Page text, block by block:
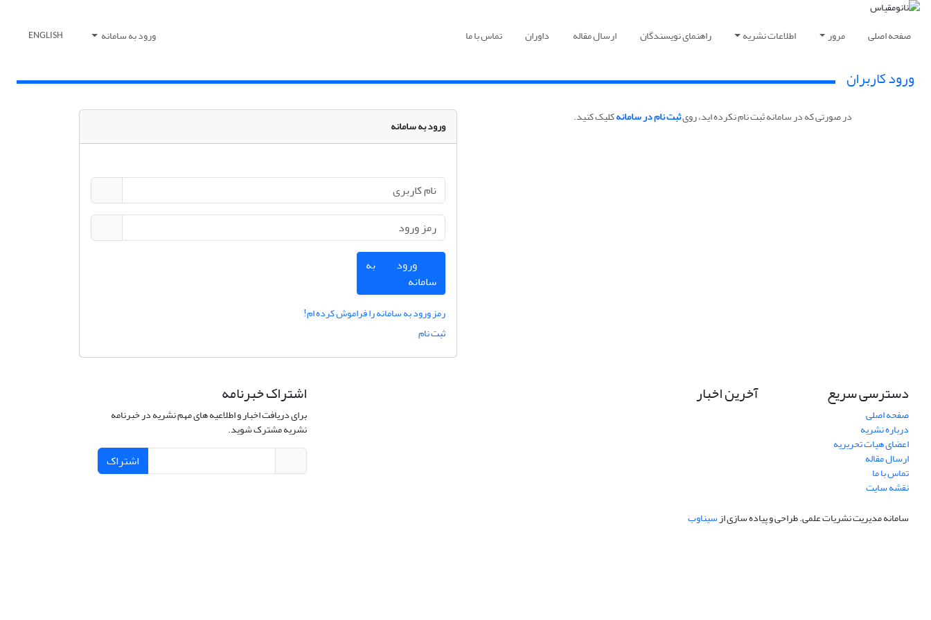
صفحه اصلی مرور اطلاعات نشریه راهنمای نویسندگان ارسال مقاله داوران تماس با ما ورود به سامانه ENGLISH
ورود کاربران
در صورتی که در سامانه ثبت نام نکرده اید، رویثبت نام در سامانهکلیک کنید.
ورود به سامانه
ورود به
سامانه
رمز ورود به سامانه را فراموش کرده ام!
ثبت نام
دسترسی سریع
صفحه اصلی
درباره نشریه
اعضای هیات تحریریه
ارسال مقاله
تماس با ما
نقشه سایت
آخرین اخبار اشتراک خبرنامه
برای دریافت اخبار و اطلاعیه های مهم نشریه در خبرنامه
نشریه مشترک شوید.
اشتراک
سامانه مدیریت نشریات علمی.طراحی و پیاده سازی ازسیناوب